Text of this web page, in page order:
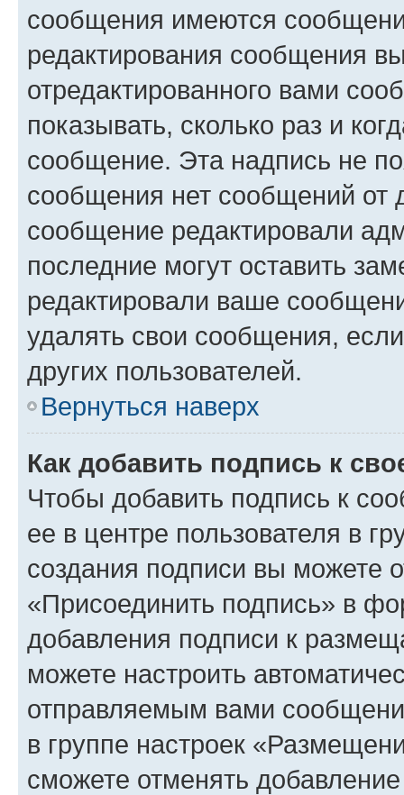
сообщения имеются
редактирования сообщения
отредактированного вами
показывать, сколько раз и
сообщение. Эта надпись не
сообщения нет сообщений от
сообщение редактировали
последние могут оставить
редактировали ваше
удалять свои сообщения,
других пользователей.
Вернуться наверх
Как добавить подпись к
Чтобы добавить подпись к
ее в центре пользователя в
создания подписи вы можете
«Присоединить подпись» в
добавления подписи к
можете настроить
отправляемым вами
в группе настроек
сможете отменять